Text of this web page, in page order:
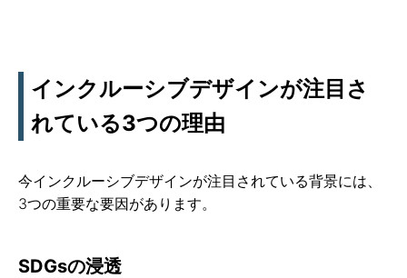
インクルーシブデザインが注目さ
れている3つの理由
今インクルーシブデザインが注目されている背景には、
3つの重要な要因があります。
SDGsの浸透